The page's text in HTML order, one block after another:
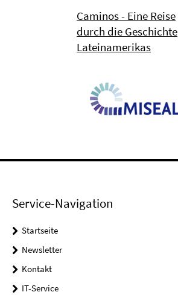
Caminos - Eine Reise
durch die Geschichte
Lateinamerikas
Service-Navigation
Startseite
Newsletter
Kontakt
IT-Service